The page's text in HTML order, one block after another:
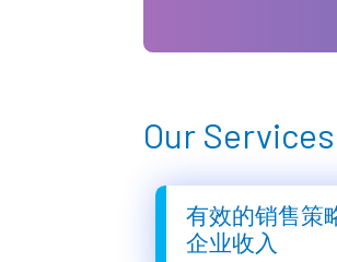
Our Services
有效的销售策
企业收入